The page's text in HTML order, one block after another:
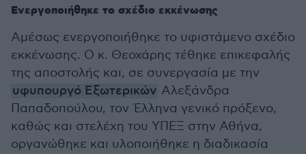
Ενεργοποιήθηκε το σχέδιο εκκένωσης
Αμέσως ενεργοποιήθηκε το υφιστάμενο σχέδιο
εκκένωσης. Ο κ. Θεοχάρης τέθηκε επικεφαλής
της αποστολής και, σε συνεργασία με την
υφυπουργό Εξωτερικών Αλεξάνδρα
Παπαδοπούλου, τον Έλληνα γενικό πρόξενο,
καθώς και στελέχη του ΥΠΕΞ στην Αθήνα,
οργανώθηκε και υλοποιήθηκε η διαδικασία